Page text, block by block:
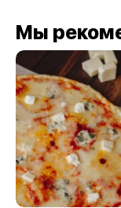
Мы